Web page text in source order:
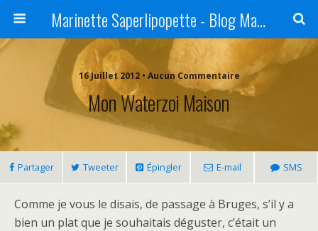
Marinette Saperlipopette - Blog Maman Angers Lifestyle - Ex Expat Montréal
16 Juillet 2012 • Aucun Commentaire
Mon Waterzoi Maison
Partager Tweeter Épingler E-mail SMS
Comme je vous le disais, de passage à Bruges, s’il y a
bien un plat que je souhaitais déguster, c’était un